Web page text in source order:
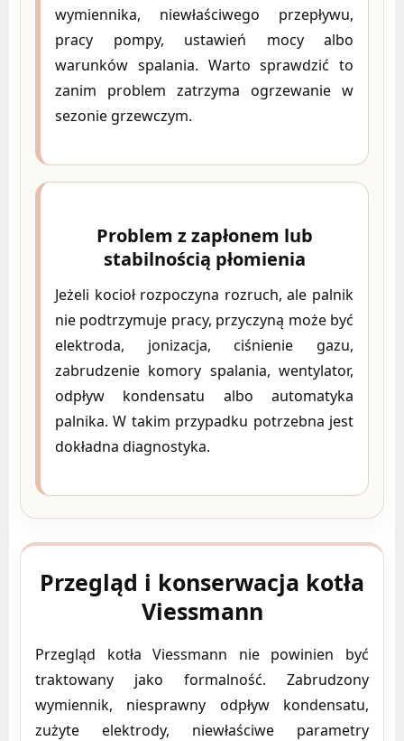
wymiennika, niewłaściwego przepływu,
pracy pompy, ustawień mocy albo
warunków spalania. Warto sprawdzić to
zanim problem zatrzyma ogrzewanie w
sezonie grzewczym.
Problem z zapłonem lub
stabilnością płomienia
Jeżeli kocioł rozpoczyna rozruch, ale palnik
nie podtrzymuje pracy, przyczyną może być
elektroda, jonizacja, ciśnienie gazu,
zabrudzenie komory spalania, wentylator,
odpływ kondensatu albo automatyka
palnika. W takim przypadku potrzebna jest
dokładna diagnostyka.
Przegląd i konserwacja kotła
Viessmann
Przegląd kotła Viessmann nie powinien być
traktowany jako formalność. Zabrudzony
wymiennik, niesprawny odpływ kondensatu,
zużyte elektrody, niewłaściwe parametry